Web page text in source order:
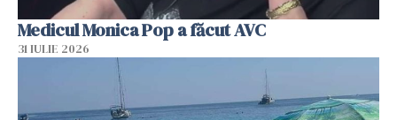
Medicul Monica Pop a făcut AVC
31 IULIE 2026